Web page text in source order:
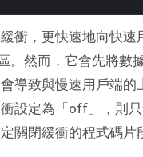
衝，更快速地向快
。然而，它會先將數
導致與慢速用戶端
設定為「off」，則
關閉緩衝的程式碼片